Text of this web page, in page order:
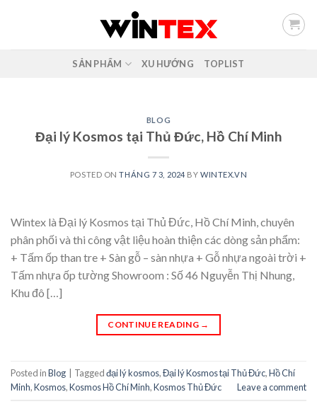
SẢN PHẨM XU HƯỚNG TOPLIST
BLOG
Đại lý Kosmos tại Thủ Đức, Hồ Chí Minh
POSTED ONTHÁNG 7 3, 2024 BYWINTEX.VN
Wintex là Đại lý Kosmos tại Thủ Đức, Hồ Chí Minh, chuyên
phân phối và thi công vật liệu hoàn thiện các dòng sản phẩm:
+ Tấm ốp than tre + Sàn gỗ – sàn nhựa + Gỗ nhựa ngoài trời +
Tấm nhựa ốp tường Showroom : Số 46 Nguyễn Thị Nhung,
Khu đô […]
CONTINUE READING →
Posted inBlog Taggedđại lý kosmos,Đại lý Kosmos tại Thủ Đức,Hồ Chí
Minh,Kosmos,Kosmos Hồ Chí Minh,Kosmos Thủ Đức Leave a comment